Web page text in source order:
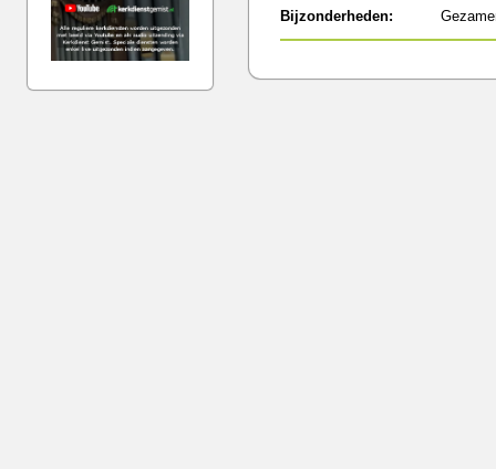
Bijzonderheden: